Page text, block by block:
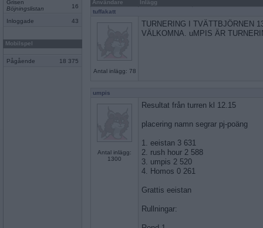
Grisen
Böjningslistan
16
Inloggade 43
Mobilspel
Pågående 18 375
Användare
Inlägg
tuffakatt
Antal inlägg: 78
TURNERING I TVÄTTBJÖRNEN
VÄLKOMNA. uMPIS ÄR
umpis
Antal inlägg:
1300
Resultat från turren kl 12.15
placering namn segrar pj-poäng
1. eeistan 3 631
2. rush hour 2 588
3. umpis 2 520
4. Homos 0 261
Grattis eeistan
Rullningar: